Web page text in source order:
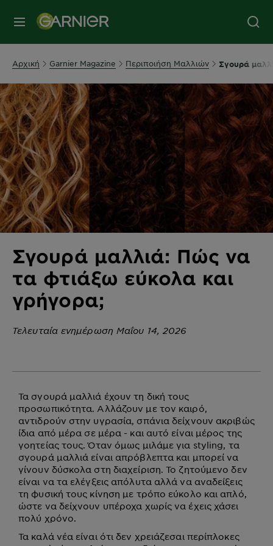
MENU
Αρχική Garnier Magazine Περιποιήση Μαλλιών Σγουρά
Σγουρά μαλλιά: Πώς να
τα φτιάξω εύκολα και
γρήγορα;
Τελευταία ενημέρωση Μαΐου 14, 2026
Τα σγουρά μαλλιά έχουν τη δική τους
προσωπικότητα. Αλλάζουν με τον καιρό,
αντιδρούν στην υγρασία, σπάνια δείχνουν ακριβώς
ίδια από μέρα σε μέρα - και αυτό είναι μέρος της
γοητείας τους. Όταν όμως μιλάμε για styling, τα
σγουρά μαλλιά είναι απρόβλεπτα και μπορεί να
γίνουν δύσκολα στη διαχείριση. Το ζητούμενο δεν
είναι να τα ελέγξεις απόλυτα αλλά να αναδείξεις
τη φυσική τους κίνηση με τρόπο εύκολο και απλό,
ώστε να δείχνουν υπέροχα χωρίς να έχεις χάσει
πολύ χρόνο.
Τα καλά νέα είναι ότι δεν χρειάζεσαι περίπλοκες